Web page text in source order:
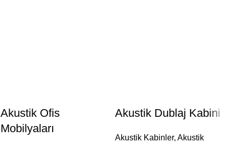
Akustik Ofis
Mobilyaları
Akustik Dublaj Kabini
Akustik Kabinler, Akustik